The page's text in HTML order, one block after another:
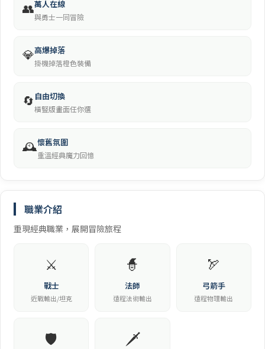
👥萬人在線
與勇士一同冒險
💎高爆掉落
掛機掉落橙色裝備
🔄 自由切換
橫豎版畫面任你選
🕰️懷舊氛圍
重溫經典魔力回憶
職業介紹
重現經典職業，展開冒險旅程
⚔️
戰士
近戰輸出/坦克
🧙
法師
遠程法術輸出
🏹
弓箭手
遠程物理輸出
🛡️ 🗡️